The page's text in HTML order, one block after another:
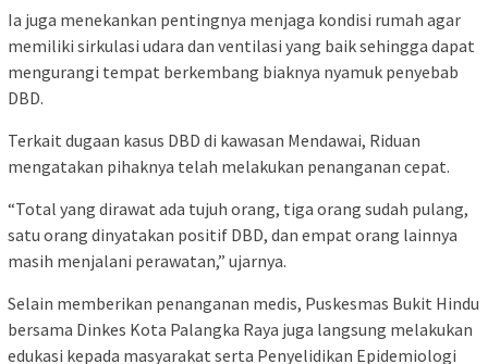
Ia juga menekankan pentingnya menjaga kondisi rumah agar
memiliki sirkulasi udara dan ventilasi yang baik sehingga dapat
mengurangi tempat berkembang biaknya nyamuk penyebab
DBD.
Terkait dugaan kasus DBD di kawasan Mendawai, Riduan
mengatakan pihaknya telah melakukan penanganan cepat.
“Total yang dirawat ada tujuh orang, tiga orang sudah pulang,
satu orang dinyatakan positif DBD, dan empat orang lainnya
masih menjalani perawatan,” ujarnya.
Selain memberikan penanganan medis, Puskesmas Bukit Hindu
bersama Dinkes Kota Palangka Raya juga langsung melakukan
edukasi kepada masyarakat serta Penyelidikan Epidemiologi